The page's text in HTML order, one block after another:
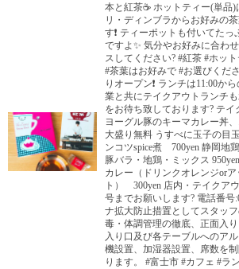
本と紅茶☕️ ホットティー(単品
リ・ディンブラからお好みの
す❗️ ティーポットも付いてた
ですよ✨ 気分やお好みに合わ
スしてください? #紅茶 #ホッ
#茶葉はお好みで #お選びくだ
りオープン❗️ ランチは11:00か
業と共にテイクアウトランチ
をお待ち致しております? テ
ヨーグル豚のキーマカレー丼
大盛り無料 うすべに玉子の目
ンコツspice煮 700yen 静岡地
豚バラ・地鶏・ミックス
カレー（ドリンクオレンジor
ト） 300yen 店内・テイクア
号までお願いします? 電話番号
ナ拡大防止措置としてスタッ
毒・体調管理の徹底、正面入り
入り口及び各テーブルへのア
機設置、加湿器設置、席数を
ります。 #富士市 #カフェ #ラ